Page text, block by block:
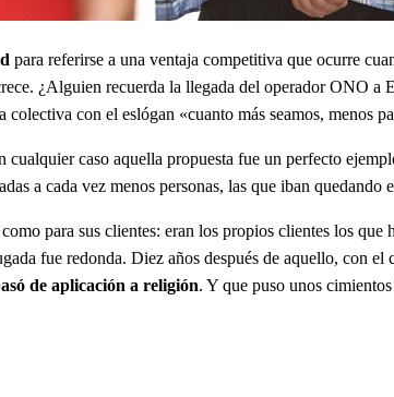
para referirse a una ventaja competitiva que ocurre
¿Alguien recuerda la llegada del operador ONO
con el eslógan «cuanto más seamos, menos
cualquier caso aquella propuesta fue un perfecto
a cada vez menos personas, las que iban quedando
para sus clientes: eran los propios clientes los
fue redonda. Diez años después de aquello, con
de aplicación a religión. Y que puso unos